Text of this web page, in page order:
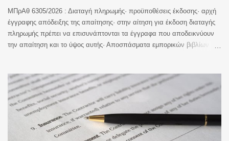
ΜΠρΑθ 6305/2026 : Διαταγή πληρωμής· προϋποθέσεις έκδοσης· αρχή
έγγραφης απόδειξης της απαίτησης· στην αίτηση για έκδοση διαταγής
πληρωμής πρέπει να επισυνάπτονται τα έγγραφα που αποδεικνύουν
την απαίτηση και το ύψος αυτής· Αποσπάσματα εμπορικών βιβλίων
ύπαρξης σχετικής συμφωνίας μεταξύ των μερών που αποτέλεσε ρήτρα
ή γενικό όρο συναλλαγών της δανειακής σύμβασης άλλως στερούνται
αποδεικτικής ισχύος, ενώ θα πρέπει να προσκομίζονται σε πλήρη
μορφή, ήτοι από την έναρξη της συμβατικής σχέσης μέχρι και το
οριστικό κλείσιμο αυτής, εκτός εάν μεσολάβησε αναγνώριση της
οφειλής, οπότε η πιστώτρια δύναται να προσκομίσει την κίνηση από το